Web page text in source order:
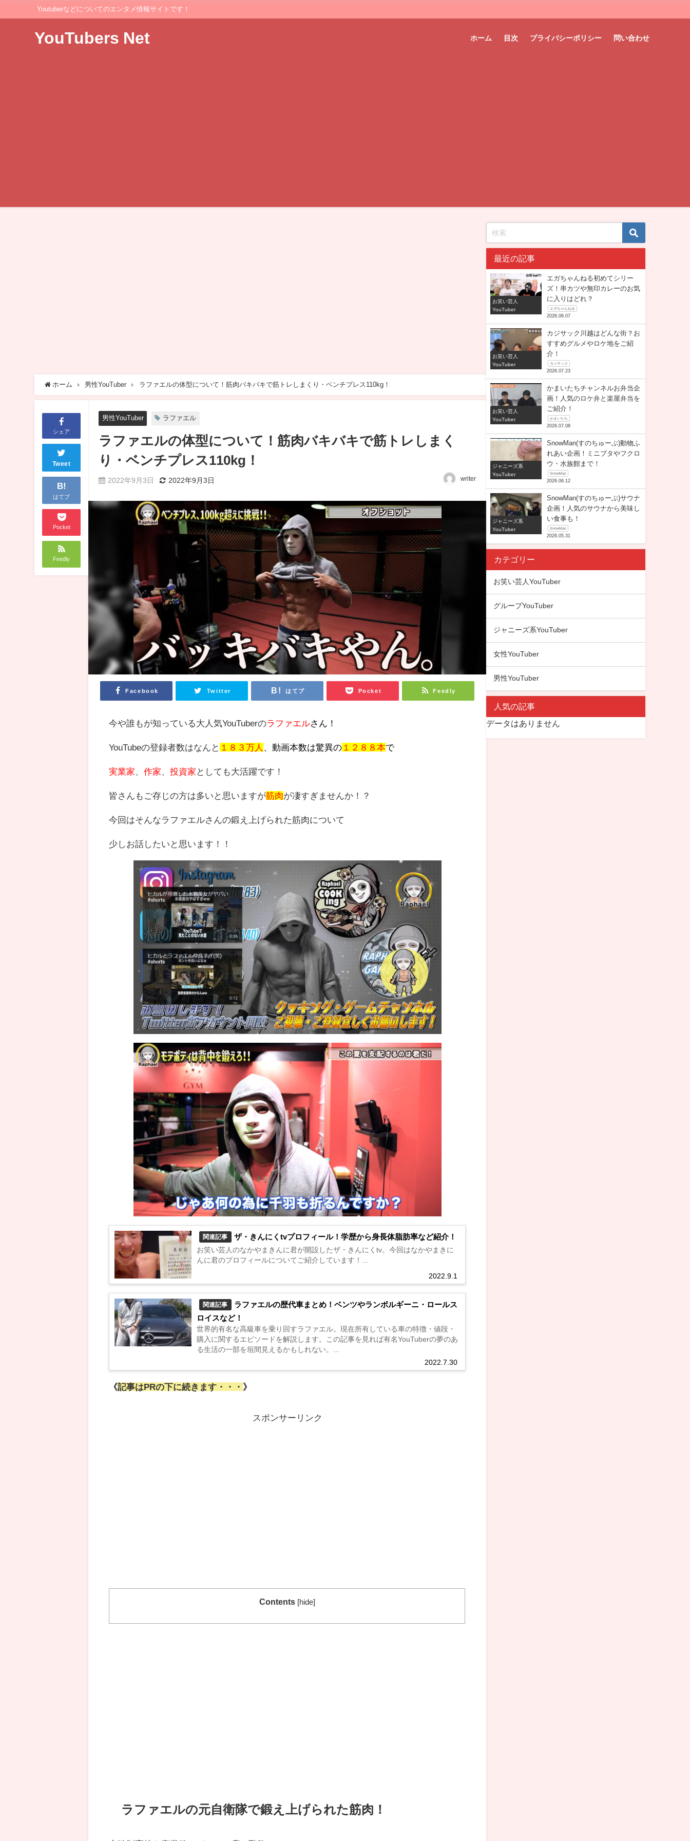
Youtuberなどについてのエンタメ情報サイトです！
YouTubers Net ホーム 目次 プライバシーポリシー 問い合わせ
ホーム 男性YouTuber ラファエルの体型について！筋肉バキバキで筋トレしまくり・ベンチプレス110kg！
シェア
Tweet
B!
はてブ
Pocket
Feedly
男性YouTuber ラファエル
ラファエルの体型について！筋肉バキバキで筋トレしまく
り・ベンチプレス110kg！
2022年9月3日 2022年9月3日 writer
Facebook Twitter はてブ Pocket Feedly
今や誰もが知っている大人気YouTuberのラファエルさん！
YouTubeの登録者数はなんと １８３万人 、動画本数は驚異の １２８８本で
実業家 、作家 、投資家 としても大活躍です！
皆さんもご存じの方は多いと思いますが筋肉が凄すぎませんか！？
今回はそんなラファエルさんの鍛え上げられた筋肉について
少しお話したいと思います！！
関連記事 ザ・きんにくtvプロフィール！学歴から身長体脂肪率など紹介！
2022.9.1
お笑い芸人のなかやまきんに君が開設したザ・きんにくtv。今回はなかやまきに
んに君のプロフィールについてご紹介しています！...
関連記事
ラファエルの歴代車まとめ！ベンツやランボルギーニ・ロールス
ロイスなど！
2022.7.30
世界的有名な高級車を乗り回すラファエル。現在所有している車の特徴・値段・
購入に関するエピソードを解説します。この記事を見れば有名YouTuberの夢のあ
る生活の一部を垣間見えるかもしれない。...
《記事はPRの下に続きます・・・ 》
スポンサーリンク
Contents [hide]
ラファエルの元自衛隊で鍛え上げられた筋肉！
最近の記事
お笑い芸人
YouTuber
エガちゃんねる初めてシリー
ズ！串カツや無印カレーのお気
に入りはどれ？
エガちゃんねる
2026.08.07
お笑い芸人
YouTuber
カジサック川越はどんな街？お
すすめグルメやロケ地をご紹
介！
カジサック
2026.07.23
お笑い芸人
YouTuber
かまいたちチャンネルお弁当企
画！人気のロケ弁と楽屋弁当を
ご紹介！
かまいたち
2026.07.08
ジャニーズ系
YouTuber
SnowMan(すのちゅーぶ)動物ふ
れあい企画！ミニブタやフクロ
ウ・水族館まで！
SnowMan
2026.06.12
ジャニーズ系
YouTuber
SnowMan(すのちゅーぶ)サウナ
企画！人気のサウナから美味し
い食事も！
SnowMan
2026.05.31
カテゴリー
お笑い芸人YouTuber
グループYouTuber
ジャニーズ系YouTuber
女性YouTuber
男性YouTuber
人気の記事
データはありません